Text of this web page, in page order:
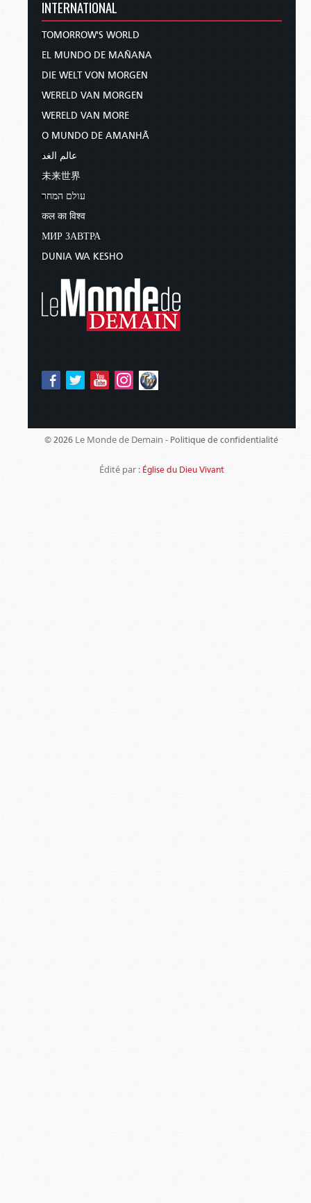
INTERNATIONAL
TOMORROW'S WORLD
EL MUNDO DE MAÑANA
DIE WELT VON MORGEN
WERELD VAN MORGEN
WERELD VAN MORE
O MUNDO DE AMANHÃ
عالم الغد
未来世界
עולם המחר
कल का विश्व
МИР ЗАВТРА
DUNIA WA KESHO
© 2026 Le Monde de Demain - Politique de confidentialité
Édité par : Église du Dieu Vivant